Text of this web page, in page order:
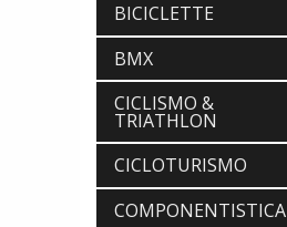
BICICLETTE
BMX
CICLISMO &
TRIATHLON
CICLOTURISMO
COMPONENTISTICA